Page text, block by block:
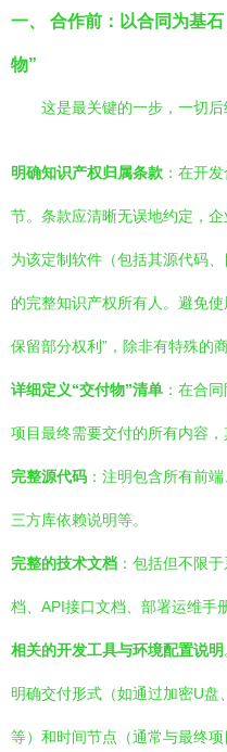
一、 合作前：以合同为基
物”
这是最关键的一步，一切后
明确知识产权归属条款 ：在开
节。条款应清晰无误地约定，
为该定制软件（包括其源代码
的完整知识产权所有人。避免
保留部分权利”，除非有特殊的商
详细定义“交付物”清单 ：在合
项目最终需要交付的所有内容，
完整源代码 ：注明包含所有前
三方库依赖说明等。
完整的技术文档 ：包括但不限
档、API接口文档、部署运维手
相关的开发工具与环境配置说明
明确交付形式（如通过加密U
等）和时间节点（通常与最终项